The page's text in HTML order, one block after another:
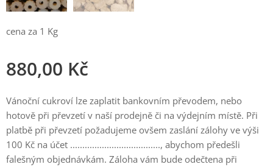
cena za 1 Kg
880,00 Kč
Vánoční cukroví lze zaplatit bankovním převodem, nebo
hotově při převzetí v naší prodejně či na výdejním místě. Při
platbě při převzetí požadujeme ovšem zaslání zálohy ve výši
100 Kč na účet ....................................., abychom předešli
falešným objednávkám. Záloha vám bude odečtena při